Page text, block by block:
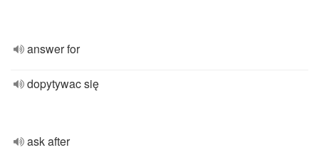
answer for
dopytywac się
ask after